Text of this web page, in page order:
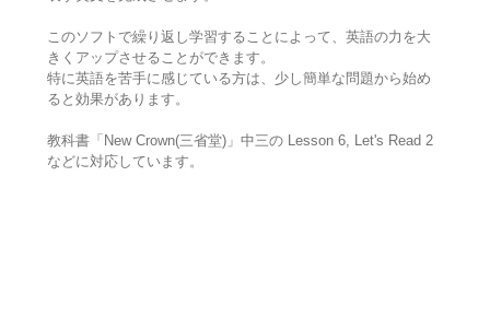
このソフトで繰り返し学習することによって、英語の力を大
きくアップさせることができます。
特に英語を苦手に感じている方は、少し簡単な問題から始め
ると効果があります。
教科書「New Crown(三省堂)」中三の Lesson 6, Let's Read 2
などに対応しています。